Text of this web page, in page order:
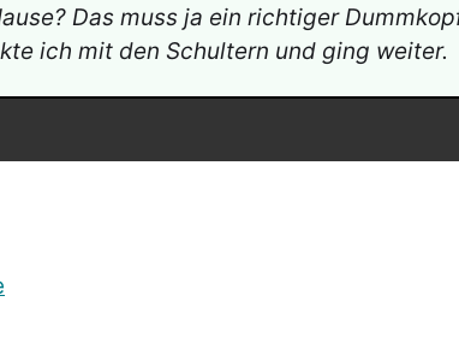
Das muss ja ein richtiger
ich mit den Schultern und ging weiter.